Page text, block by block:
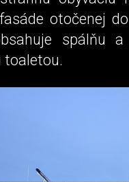
otočenej
spálňu